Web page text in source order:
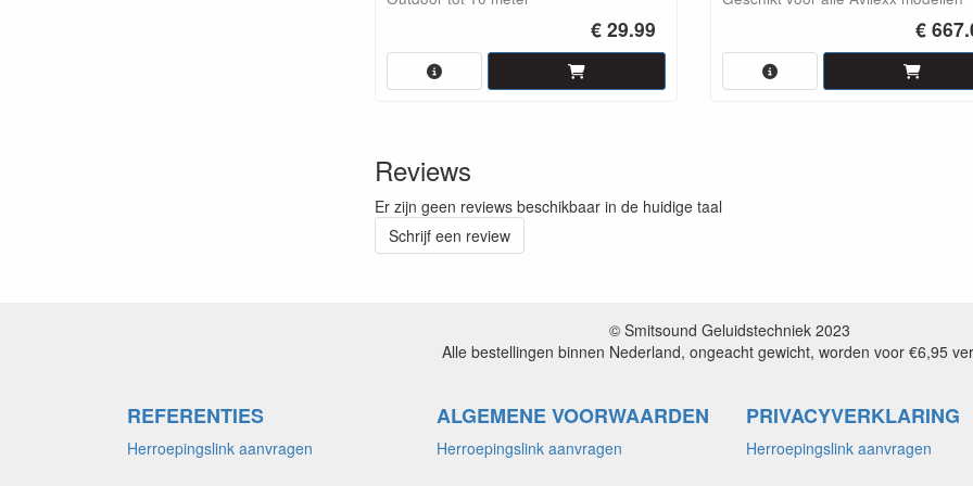
€ 29.99 €
Reviews
Er zijn geen reviews beschikbaar in de huidige taal
Schrijf een review
© Smitsound Geluidstechniek 2023
Alle bestellingen binnen Nederland, ongeacht gewicht, worden voor €6,95
REFERENTIES
Herroepingslink aanvragen
ALGEMENE VOORWAARDEN
Herroepingslink aanvragen
PRIVACYVERKLARING
Herroepingslink aanvragen